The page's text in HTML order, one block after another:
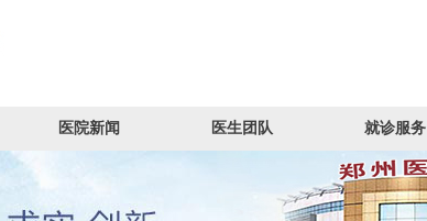
医院新闻 医生团队 就诊服务